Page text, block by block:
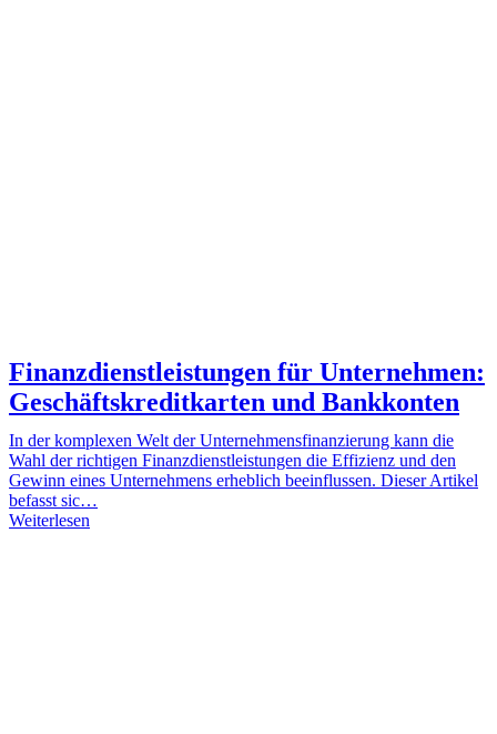
Finanzdienstleistungen für Unternehmen:
Geschäftskreditkarten und Bankkonten
In der komplexen Welt der Unternehmensfinanzierung kann die
Wahl der richtigen Finanzdienstleistungen die Effizienz und den
Gewinn eines Unternehmens erheblich beeinflussen. Dieser Artikel
befasst sic…
Weiterlesen